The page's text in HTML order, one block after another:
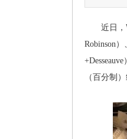
近日，
Robinson
（百分制